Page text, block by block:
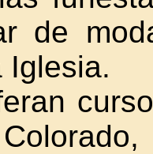
de
Iglesia.